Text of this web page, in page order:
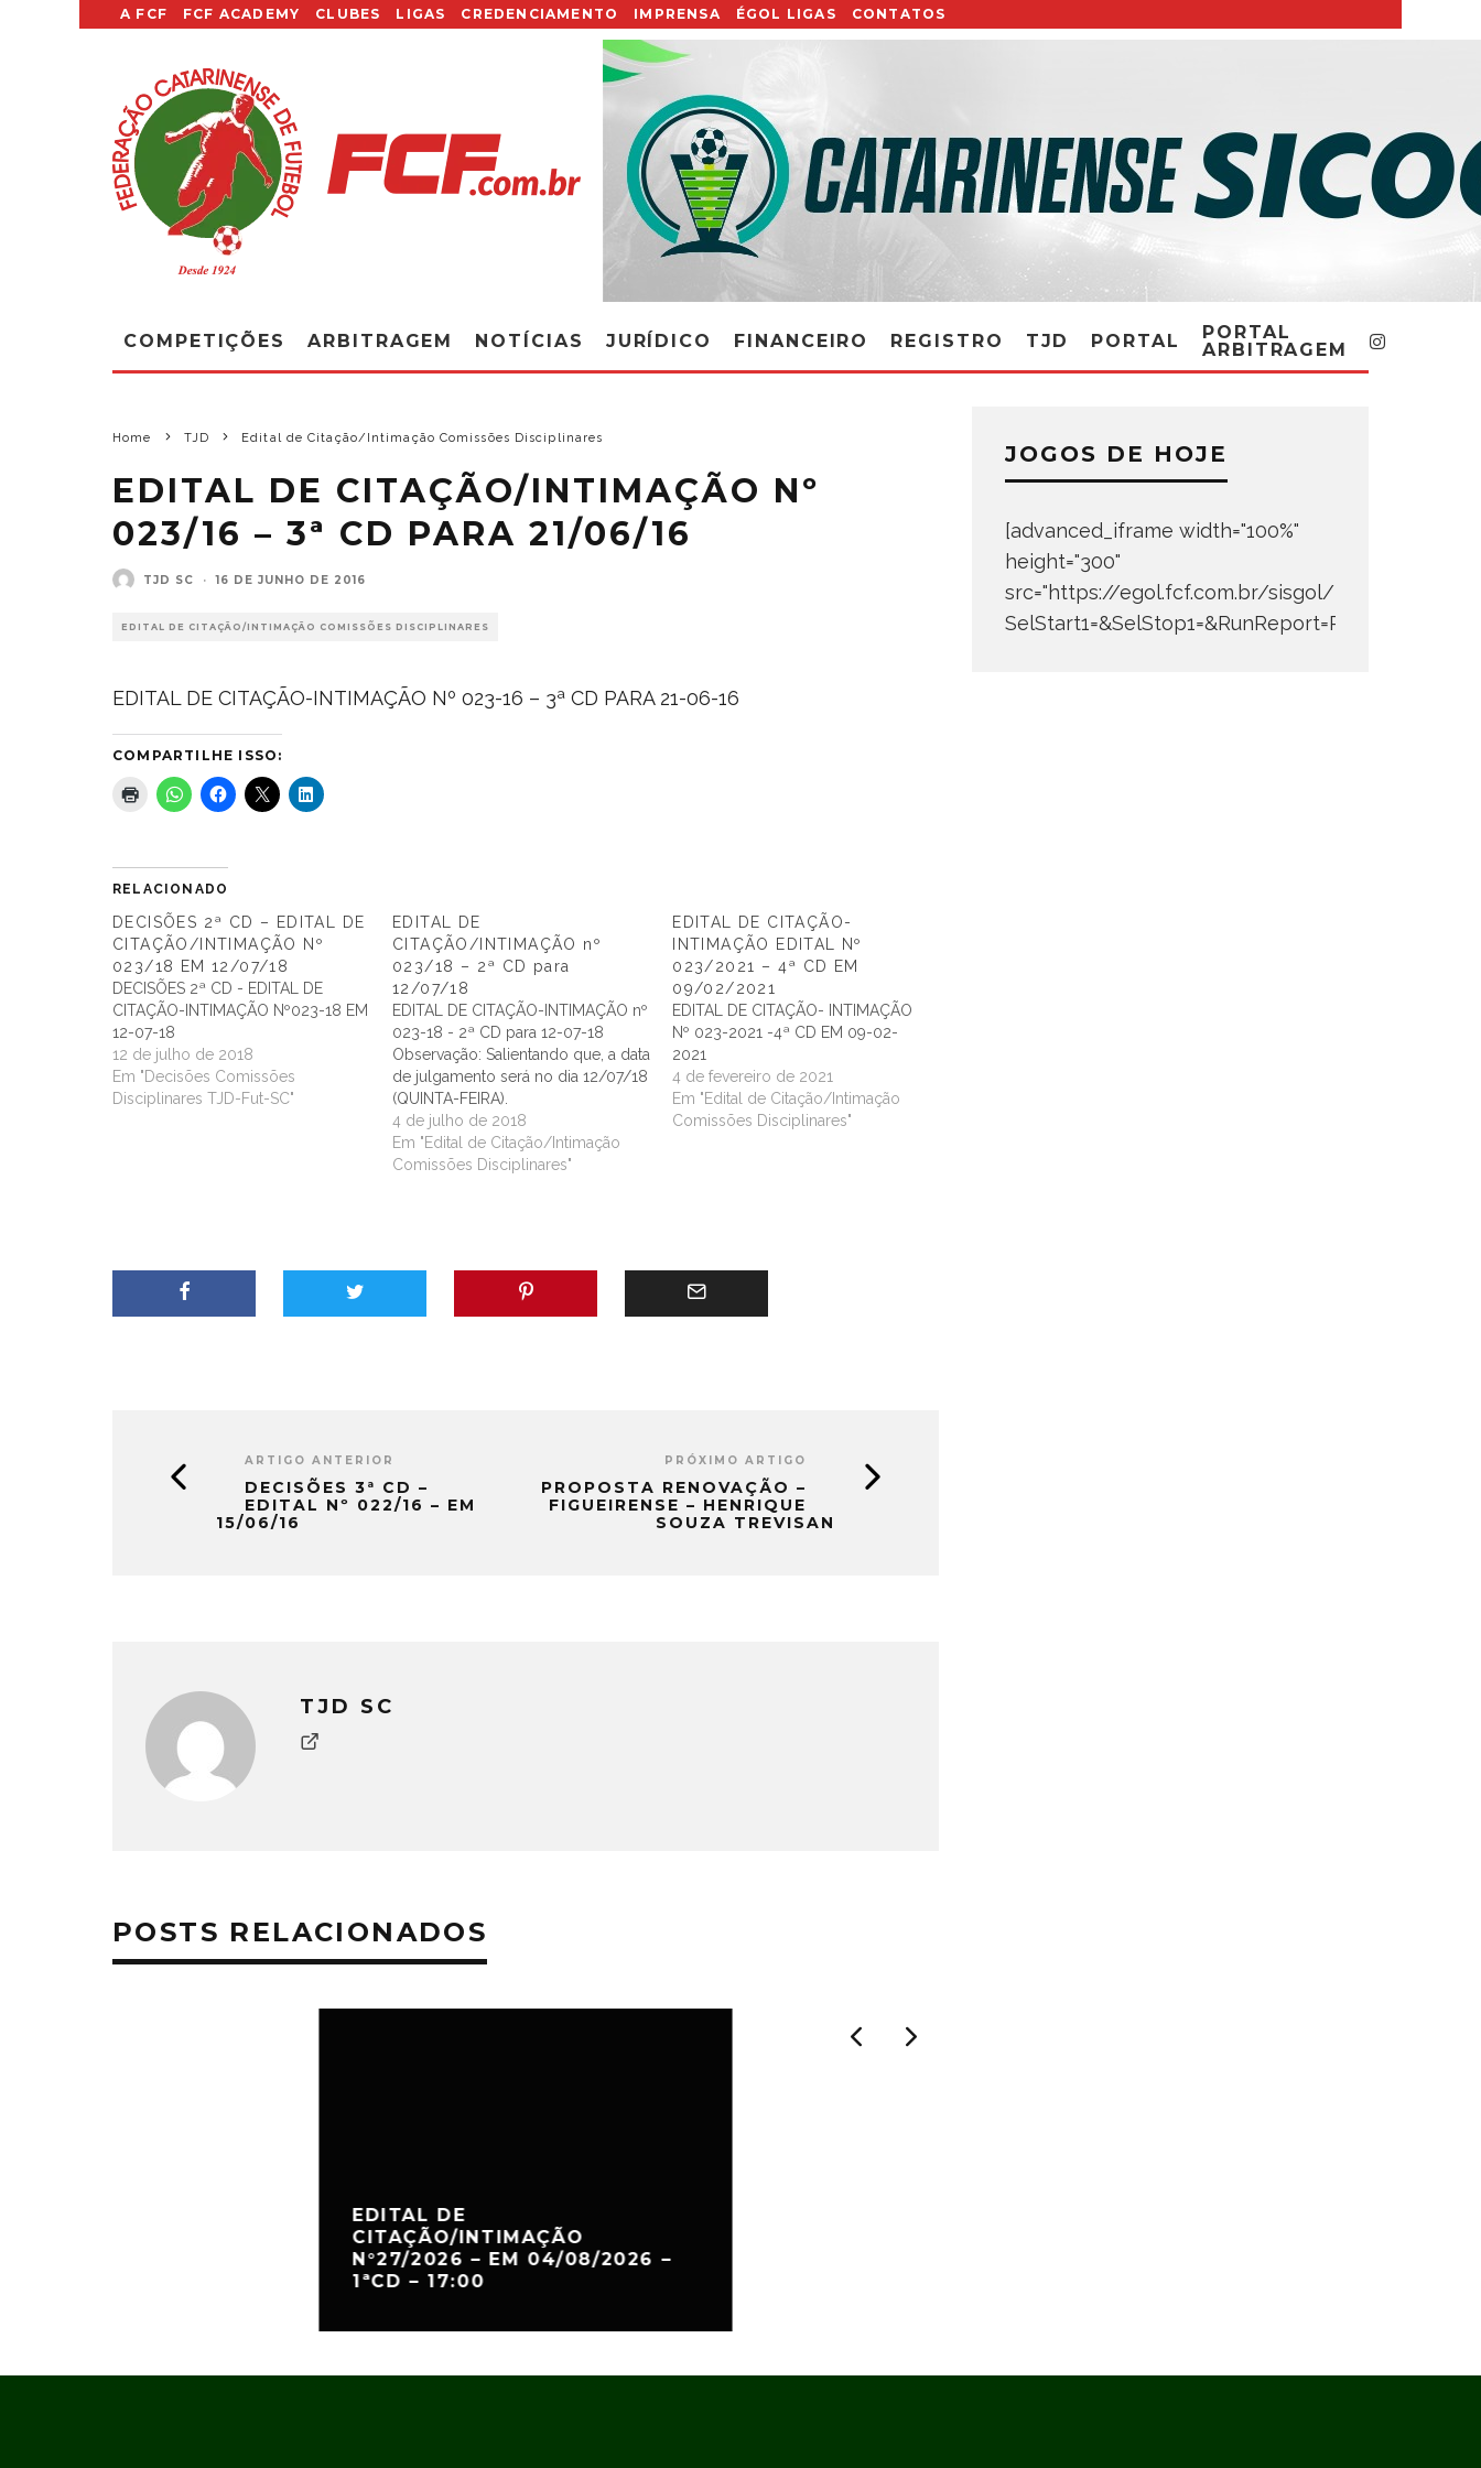
A FCF FCF ACADEMY CLUBES LIGAS CREDENCIAMENTO IMPRENSA ÉGOL LIGAS CONTATOS
COMPETIÇÕES ARBITRAGEM NOTÍCIAS JURÍDICO FINANCEIRO REGISTRO TJD PORTAL
PORTAL
ARBITRAGEM
Home TJD Edital de Citação/Intimação Comissões Disciplinares
EDITAL DE CITAÇÃO/INTIMAÇÃO Nº
023/16 – 3ª CD PARA 21/06/16
TJD SC · 16 DE JUNHO DE 2016
EDITAL DE CITAÇÃO/INTIMAÇÃO COMISSÕES DISCIPLINARES
EDITAL DE CITAÇÃO-INTIMAÇÃO Nº 023-16 – 3ª CD PARA 21-06-16
COMPARTILHE ISSO:
RELACIONADO
DECISÕES 2ª CD – EDITAL DE
CITAÇÃO/INTIMAÇÃO Nº
023/18 EM 12/07/18
DECISÕES 2ª CD - EDITAL DE
CITAÇÃO-INTIMAÇÃO Nº023-18 EM
12-07-18
12 de julho de 2018
Em "Decisões Comissões
Disciplinares TJD-Fut-SC"
EDITAL DE
CITAÇÃO/INTIMAÇÃO nº
023/18 – 2ª CD para
12/07/18
EDITAL DE CITAÇÃO-INTIMAÇÃO nº
023-18 - 2ª CD para 12-07-18
Observação: Salientando que, a data
de julgamento será no dia 12/07/18
(QUINTA-FEIRA).
4 de julho de 2018
Em "Edital de Citação/Intimação
Comissões Disciplinares"
EDITAL DE CITAÇÃO-
INTIMAÇÃO EDITAL Nº
023/2021 – 4ª CD EM
09/02/2021
EDITAL DE CITAÇÃO- INTIMAÇÃO
Nº 023-2021 -4ª CD EM 09-02-
2021
4 de fevereiro de 2021
Em "Edital de Citação/Intimação
Comissões Disciplinares"
ARTIGO ANTERIOR
DECISÕES 3ª CD –
EDITAL Nº 022/16 – EM
15/06/16
PRÓXIMO ARTIGO
PROPOSTA RENOVAÇÃO –
FIGUEIRENSE – HENRIQUE
SOUZA TREVISAN
TJD SC
POSTS RELACIONADOS
EDITAL DE
CITAÇÃO/INTIMAÇÃO
N°27/2026 – EM 04/08/2026 –
1ªCD – 17:00
JOGOS DE HOJE
[advanced_iframe width="100%"
height="300"
src="https://egol.fcf.com.br/sisgol/
SelStart1=&SelStop1=&RunReport=Run+Report"]